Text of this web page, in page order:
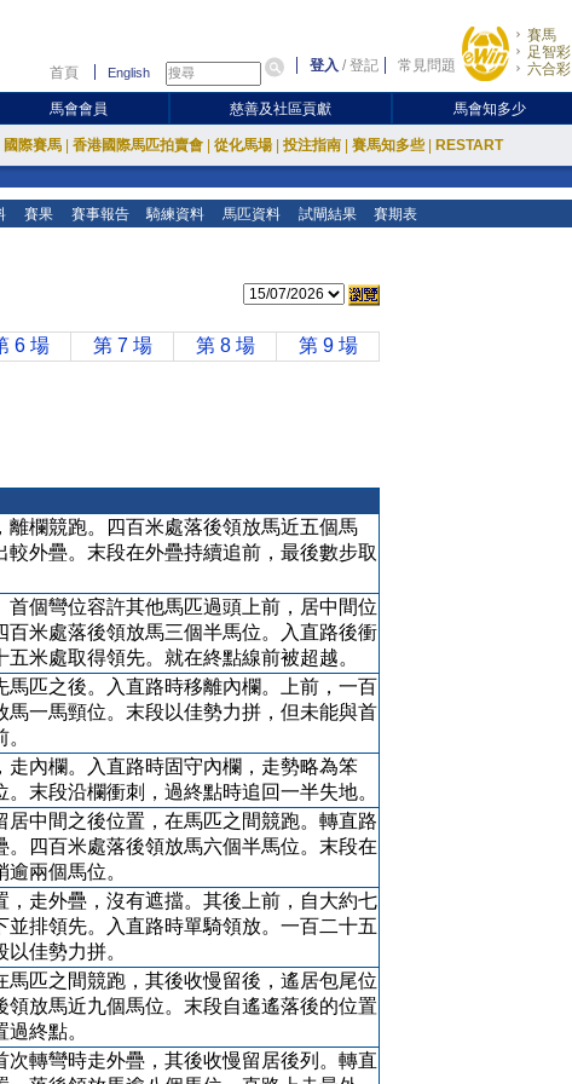
首頁 English 登入 /登記 常見問題
賽馬
足智彩
六合彩
馬會會員 慈善及社區貢獻 馬會知多少
國際賽馬 香港國際馬匹拍賣會 從化馬場 投注指南 賽馬知多些 RESTART
賽果 賽事報告 騎練資料 馬匹資料 試閘結果 賽期表
6 場 第 7 場 第 8 場 第 9 場
離欄競跑。四百米處落後領放馬近五個馬
較外疊。末段在外疊持續追前，最後數步取
首個彎位容許其他馬匹過頭上前，居中間位
百米處落後領放馬三個半馬位。入直路後衝
米處取得領先。就在終點線前被超越。
馬匹之後。入直路時移離內欄。上前，一百
馬一馬頸位。末段以佳勢力拼，但未能與首
走內欄。入直路時固守內欄，走勢略為笨
末段沿欄衝刺，過終點時追回一半失地。
居中間之後位置，在馬匹之間競跑。轉直路
。四百米處落後領放馬六個半馬位。末段在
兩個馬位。
，走外疊，沒有遮擋。其後上前，自大約七
並排領先。入直路時單騎領放。一百二十五
佳勢力拼。
馬匹之間競跑，其後收慢留後，遙居包尾位
領放馬近九個馬位。末段自遙遙落後的位置
終點。
次轉彎時走外疊，其後收慢留居後列。轉直